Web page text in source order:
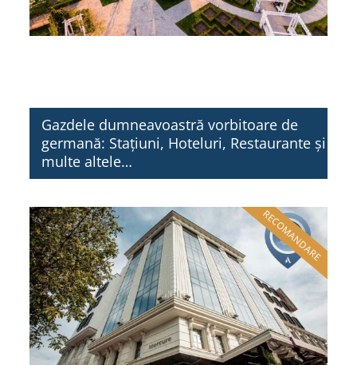
Gazdele dumneavoastră vorbitoare de
germană: Stațiuni, Hoteluri, Restaurante și
multe altele…